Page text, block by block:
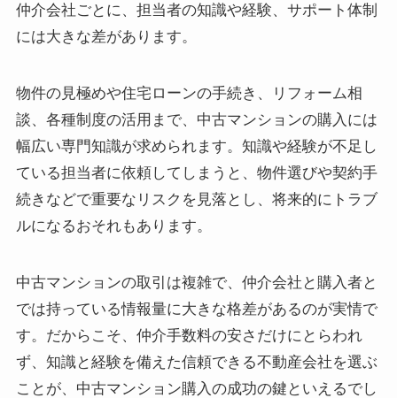
仲介会社ごとに、担当者の知識や経験、サポート体制
には大きな差があります。
物件の見極めや住宅ローンの手続き、リフォーム相
談、各種制度の活用まで、中古マンションの購入には
幅広い専門知識が求められます。知識や経験が不足し
ている担当者に依頼してしまうと、物件選びや契約手
続きなどで重要なリスクを見落とし、将来的にトラブ
ルになるおそれもあります。
中古マンションの取引は複雑で、仲介会社と購入者と
では持っている情報量に大きな格差があるのが実情で
す。だからこそ、仲介手数料の安さだけにとらわれ
ず、知識と経験を備えた信頼できる不動産会社を選ぶ
ことが、中古マンション購入の成功の鍵といえるでし